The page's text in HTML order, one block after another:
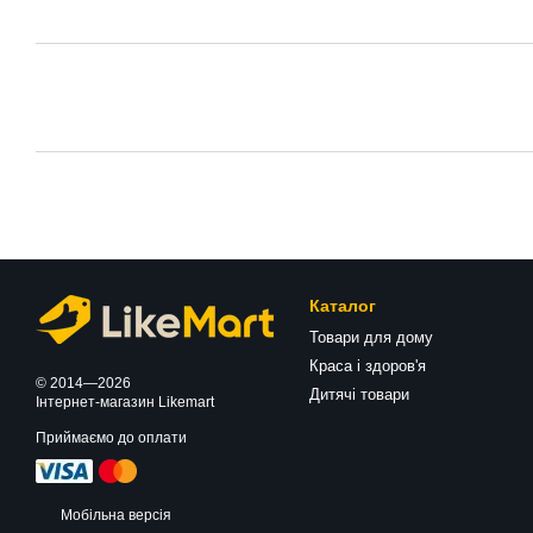
© 2014—2026
Інтернет-магазин Likemart
Приймаємо до оплати
Мобільна версія
Каталог
Товари для дому
Краса і здоров'я
Дитячі товари